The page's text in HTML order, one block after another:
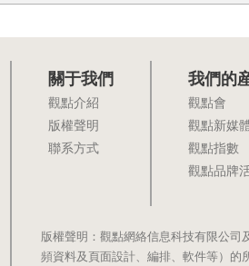
關于我們
觀點介紹
版權聲明
聯系方式
我們的
觀點會
觀點新媒
觀點指數
觀點品牌
版權聲明：觀點網絡信息科技有限公
頻資料及頁面設計、編排、軟件等）的